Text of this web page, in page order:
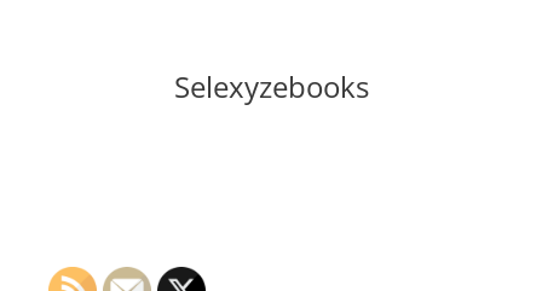
Selexyzebooks